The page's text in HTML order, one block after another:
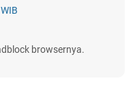
browsernya.